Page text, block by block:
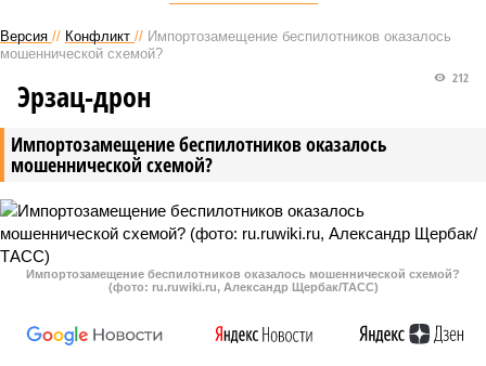
Версия // Конфликт // Импортозамещение беспилотников оказалось
мошеннической схемой?
Импортозамещение беспилотников оказалось
мошеннической схемой?
212
Эрзац-дрон
Импортозамещение беспилотников оказалось мошеннической схемой?
(фото: ru.ruwiki.ru, Александр Щербак/ТАСС)